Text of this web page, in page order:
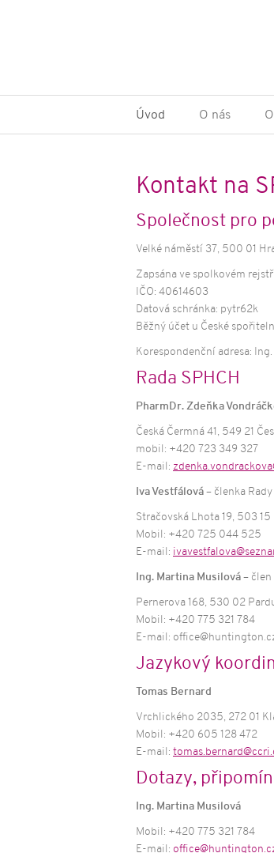
Kontakt na
Společnost pro
Velké náměstí 37, 500 01
Zapsána ve spolkovém
IČO: 40614603
Datová schránka: pytr62k
Běžný účet u České
Korespondenční adresa:
Rada SPHCH
PharmDr. Zdeňka
Česká Čermná 41, 549 21
mobil: +420 723 349 327
E-mail:
Iva Vestfálová – členka Rady
Stračovská Lhota 19, 503
Mobil: +420 725 044 525
E-mail:
Ing. Martina Musilová – člen
Pernerova 168, 530 02
Mobil: +420 775 321 784
E-mail:
Jazykový
Tomas Bernard
Vrchlického 2035, 272 01
Mobil: +420 605 128 472
E-mail:
Dotazy,
Ing. Martina Musilová
Mobil: +420 775 321 784
E-mail:
Úvod O nás
Členství
Stanovy
Výroční zprávy
Formy HCH
Příznaky
Možnosti